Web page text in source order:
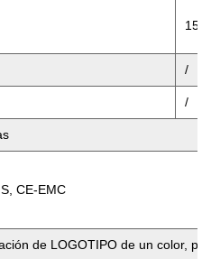
/
/
CE-EMC
de LOGOTIPO de un color,